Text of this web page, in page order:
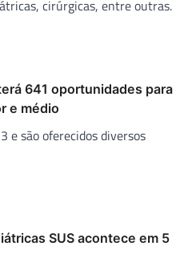
cirúrgicas, entre outras.
641 oportunidades para
e médio
e são oferecidos diversos
SUS acontece em 5